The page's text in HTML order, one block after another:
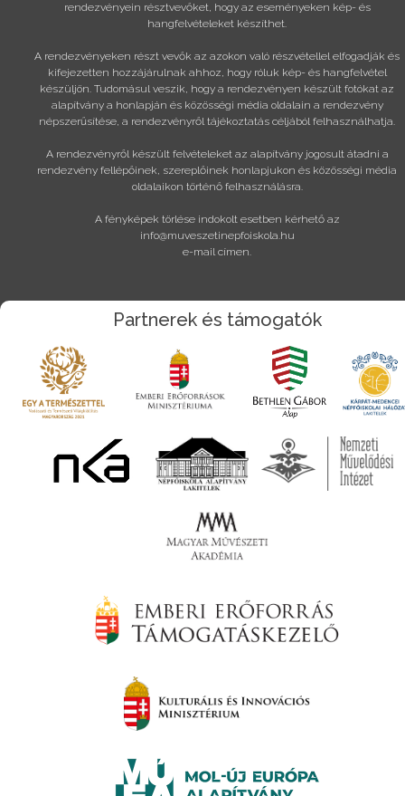
rendezvényein résztvevőket, hogy az eseményeken kép- és
hangfelvételeket készíthet.
A rendezvényeken részt vevők az azokon való részvétellel elfogadják és
kifejezetten hozzájárulnak ahhoz, hogy róluk kép- és hangfelvétel
készüljön. Tudomásul veszik, hogy a rendezvényen készült fotókat az
alapítvány a honlapján és közösségi média oldalain a rendezvény
népszerűsítése, a rendezvényről tájékoztatás céljából felhasználhatja.
A rendezvényről készült felvételeket az alapítvány jogosult átadni a
rendezvény fellépőinek, szereplőinek honlapjukon és közösségi média
oldalaikon történő felhasználásra.
A fényképek törlése indokolt esetben kérhető az
info@muveszetinepfoiskola.hu
e-mail címen.
Partnerek és támogatók